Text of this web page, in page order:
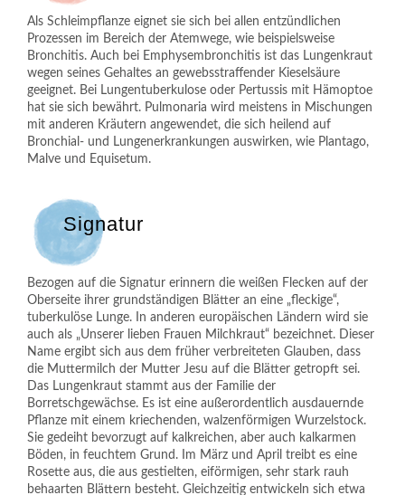
Als Schleimpflanze eignet sie sich bei allen entzündlichen
Prozessen im Bereich der Atemwege, wie beispielsweise
Bronchitis. Auch bei Emphysembronchitis ist das Lungenkraut
wegen seines Gehaltes an gewebsstraffender Kieselsäure
geeignet. Bei Lungentuberkulose oder Pertussis mit Hämoptoe
hat sie sich bewährt. Pulmonaria wird meistens in Mischungen
mit anderen Kräutern angewendet, die sich heilend auf
Bronchial- und Lungenerkrankungen auswirken, wie Plantago,
Malve und Equisetum.
Signatur
Bezogen auf die Signatur erinnern die weißen Flecken auf der
Oberseite ihrer grundständigen Blätter an eine „fleckige“,
tuberkulöse Lunge. In anderen europäischen Ländern wird sie
auch als „Unserer lieben Frauen Milchkraut“ bezeichnet. Dieser
Name ergibt sich aus dem früher verbreiteten Glauben, dass
die Muttermilch der Mutter Jesu auf die Blätter getropft sei.
Das Lungenkraut stammt aus der Familie der
Borretschgewächse. Es ist eine außerordentlich ausdauernde
Pflanze mit einem kriechenden, walzenförmigen Wurzelstock.
Sie gedeiht bevorzugt auf kalkreichen, aber auch kalkarmen
Böden, in feuchtem Grund. Im März und April treibt es eine
Rosette aus, die aus gestielten, eiförmigen, sehr stark rauh
behaarten Blättern besteht. Gleichzeitig entwickeln sich etwa